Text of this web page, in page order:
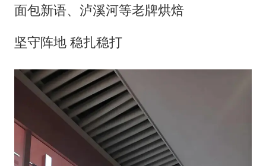
面包新语、泸溪河等老牌烘焙
坚守阵地 稳扎稳打